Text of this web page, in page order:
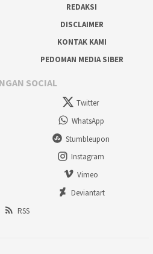
REDAKSI
DISCLAIMER
KONTAK KAMI
PEDOMAN MEDIA SIBER
SOCIAL
Twitter
WhatsApp
Stumbleupon
Instagram
Vimeo
Deviantart
RSS